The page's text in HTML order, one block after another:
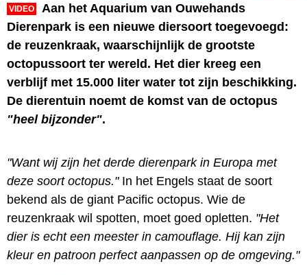
VIDEO
Aan het Aquarium van Ouwehands
Dierenpark is een nieuwe diersoort toegevoegd:
de reuzenkraak, waarschijnlijk de grootste
octopussoort ter wereld. Het dier kreeg een
verblijf met 15.000 liter water tot zijn beschikking.
De dierentuin noemt de komst van de octopus
"heel bijzonder".
"Want wij zijn het derde dierenpark in Europa met
deze soort octopus."In het Engels staat de soort
bekend als de giant Pacific octopus. Wie de
reuzenkraak wil spotten, moet goed opletten. "Het
dier is echt een meester in camouflage. Hij kan zijn
kleur en patroon perfect aanpassen op de omgeving."